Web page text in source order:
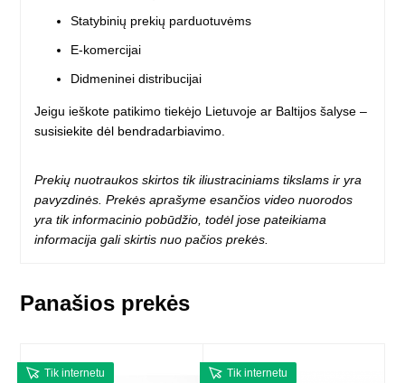
Statybinių prekių parduotuvėms
E-komercijai
Didmeninei distribucijai
Jeigu ieškote patikimo tiekėjo Lietuvoje ar Baltijos šalyse –
susisiekite dėl bendradarbiavimo
Prekių nuotraukos skirtos tik iliustraciniams tikslams ir yra
pavyzdinės. Prekės aprašyme esančios video nuorodos
yra tik informacinio pobūdžio, todėl jose pateikiama
informacija gali skirtis nuo pačios prekės.
Panašios prekės
Tik internetu Tik internetu